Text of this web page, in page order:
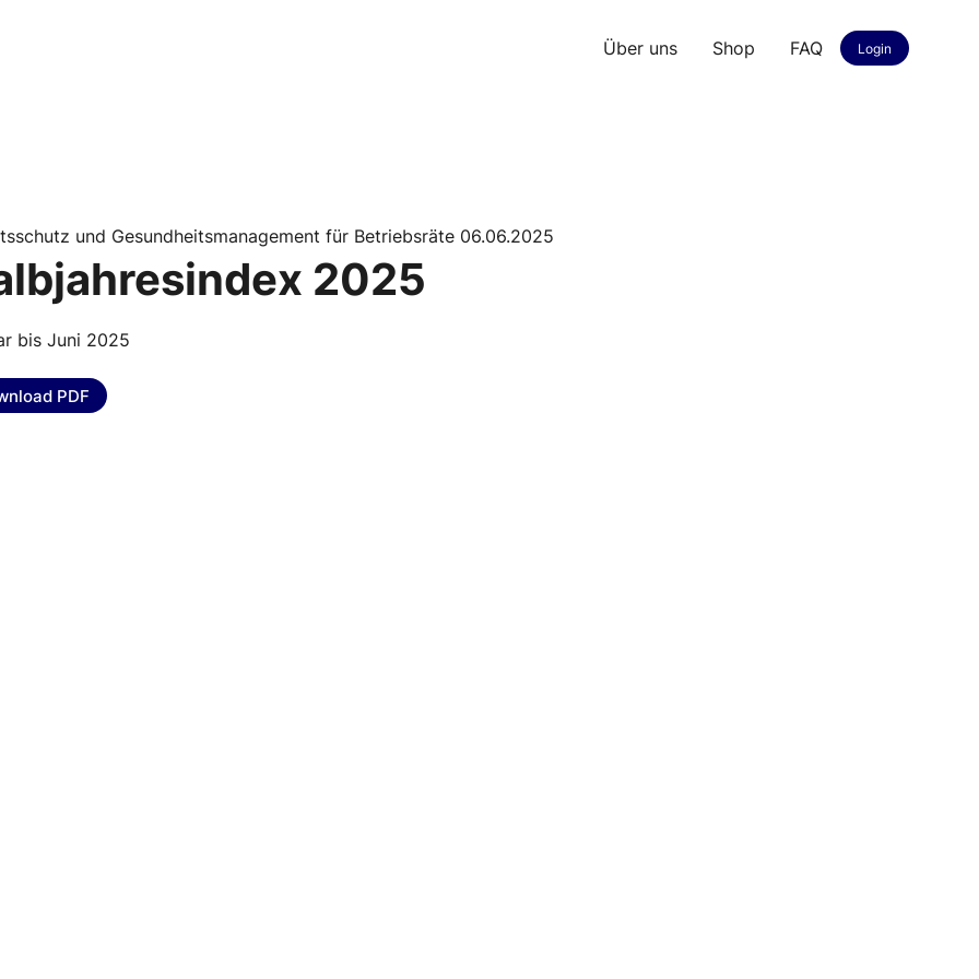
Über uns Shop FAQ Login
und Gesundheitsmanagement für Betriebsräte 06.06.2025
2025
bis Juni 2025
PDF